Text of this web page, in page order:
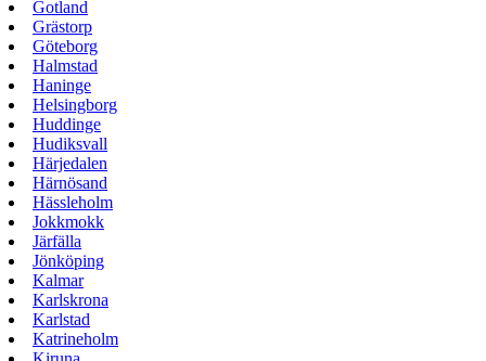
Gotland
Grästorp
Göteborg
Halmstad
Haninge
Helsingborg
Huddinge
Hudiksvall
Härjedalen
Härnösand
Hässleholm
Jokkmokk
Järfälla
Jönköping
Kalmar
Karlskrona
Karlstad
Katrineholm